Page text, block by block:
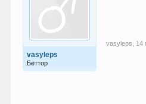
vasyleps
Беттор
vasyleps 14